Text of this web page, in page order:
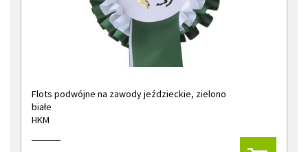
Flots podwójne na zawody jeździeckie, zielono
białe
HKM